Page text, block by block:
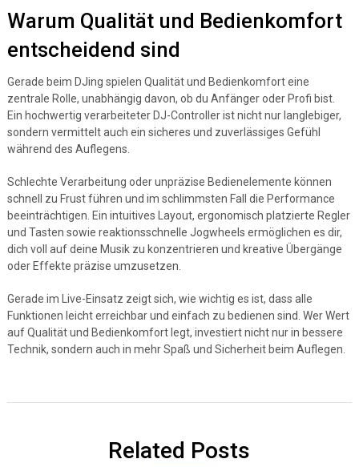
Warum Qualität und Bedienkomfort
entscheidend sind
Gerade beim DJing spielen Qualität und Bedienkomfort eine
zentrale Rolle, unabhängig davon, ob du Anfänger oder Profi bist.
Ein hochwertig verarbeiteter DJ-Controller ist nicht nur langlebiger,
sondern vermittelt auch ein sicheres und zuverlässiges Gefühl
während des Auflegens.
Schlechte Verarbeitung oder unpräzise Bedienelemente können
schnell zu Frust führen und im schlimmsten Fall die Performance
beeinträchtigen. Ein intuitives Layout, ergonomisch platzierte Regler
und Tasten sowie reaktionsschnelle Jogwheels ermöglichen es dir,
dich voll auf deine Musik zu konzentrieren und kreative Übergänge
oder Effekte präzise umzusetzen.
Gerade im Live-Einsatz zeigt sich, wie wichtig es ist, dass alle
Funktionen leicht erreichbar und einfach zu bedienen sind. Wer Wert
auf Qualität und Bedienkomfort legt, investiert nicht nur in bessere
Technik, sondern auch in mehr Spaß und Sicherheit beim Auflegen.
Related Posts